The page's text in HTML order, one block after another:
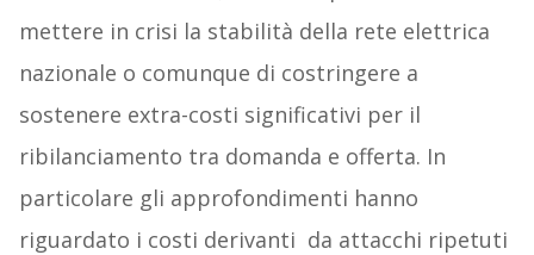
mettere in crisi la stabilità della rete elettrica
nazionale o comunque di costringere a
sostenere extra-costi significativi per il
ribilanciamento tra domanda e offerta. In
particolare gli approfondimenti hanno
riguardato i costi derivanti da attacchi ripetuti